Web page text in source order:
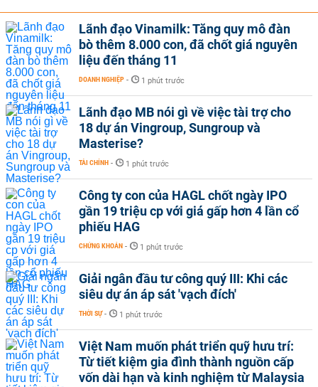
Lãnh đạo Vinamilk: Tăng quy mô đàn
bò thêm 8.000 con, đã chốt giá nguyên
liệu đến tháng 11
DOANH NGHIỆP - 1 phút trước
Lãnh đạo MB nói gì về việc tài trợ cho
18 dự án Vingroup, Sungroup và
Masterise?
TÀI CHÍNH - 1 phút trước
Công ty con của HAGL chốt ngày IPO
gần 19 triệu cp với giá gấp hơn 4 lần cổ
phiếu HAG
CHỨNG KHOÁN - 1 phút trước
Giải ngân đầu tư công quý III: Khi các
siêu dự án áp sát 'vạch đích'
THỜI SỰ - 1 phút trước
Việt Nam muốn phát triển quỹ hưu trí:
Từ tiết kiệm gia đình thành nguồn cấp
vốn dài hạn và kinh nghiệm từ Malaysia